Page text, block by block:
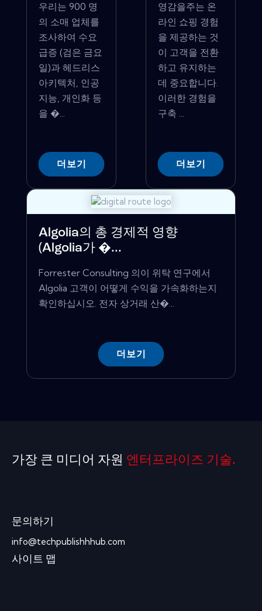
우리는 900 명
의 소매 업체를
조사하여 수요
급증 (검은 금요
일)과 헤드리스
아키텍처, 인공
지능, 개인화 등
을 �...
더보기
영감을주는 온
라인 쇼핑 경험
을 제공하는 것
이 고객을 전환
하고 유지하는
데 중요합니다.
이러한 경험을
구축 ...
더보기
Algolia의 총 경제적 영향
(Algolia가 �...
Forrester Consulting 의이 위탁 연구에서
Algolia 고객이 어떻게 수익을 가속화하는지
확인하십시오. 전자 상거래 산�...
더보기
가장 큰 미디어 자원 엔터프라이즈 기술.
문의하기
info@techpublishhhub.com
사이트 맵